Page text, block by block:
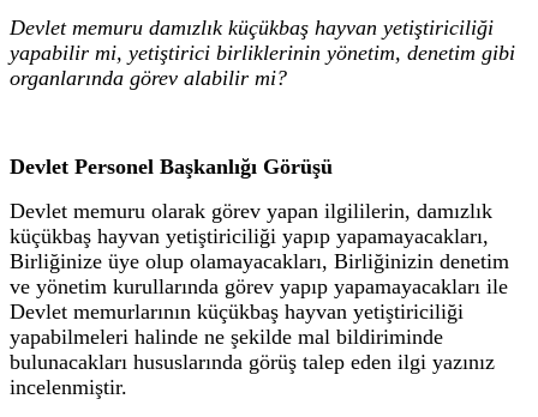
Devlet memuru damızlık küçükbaş hayvan yetiştiriciliği
yapabilir mi, yetiştirici birliklerinin yönetim, denetim gibi
organlarında görev alabilir mi?
Devlet Personel Başkanlığı Görüşü
Devlet memuru olarak görev yapan ilgililerin, damızlık
küçükbaş hayvan yetiştiriciliği yapıp yapamayacakları,
Birliğinize üye olup olamayacakları, Birliğinizin denetim
ve yönetim kurullarında görev yapıp yapamayacakları ile
Devlet memurlarının küçükbaş hayvan yetiştiriciliği
yapabilmeleri halinde ne şekilde mal bildiriminde
bulunacakları hususlarında görüş talep eden ilgi yazınız
incelenmiştir.